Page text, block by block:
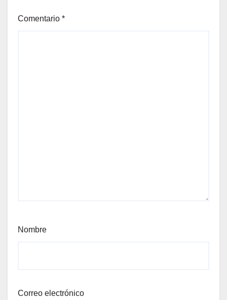
Comentario *
Nombre
Correo electrónico